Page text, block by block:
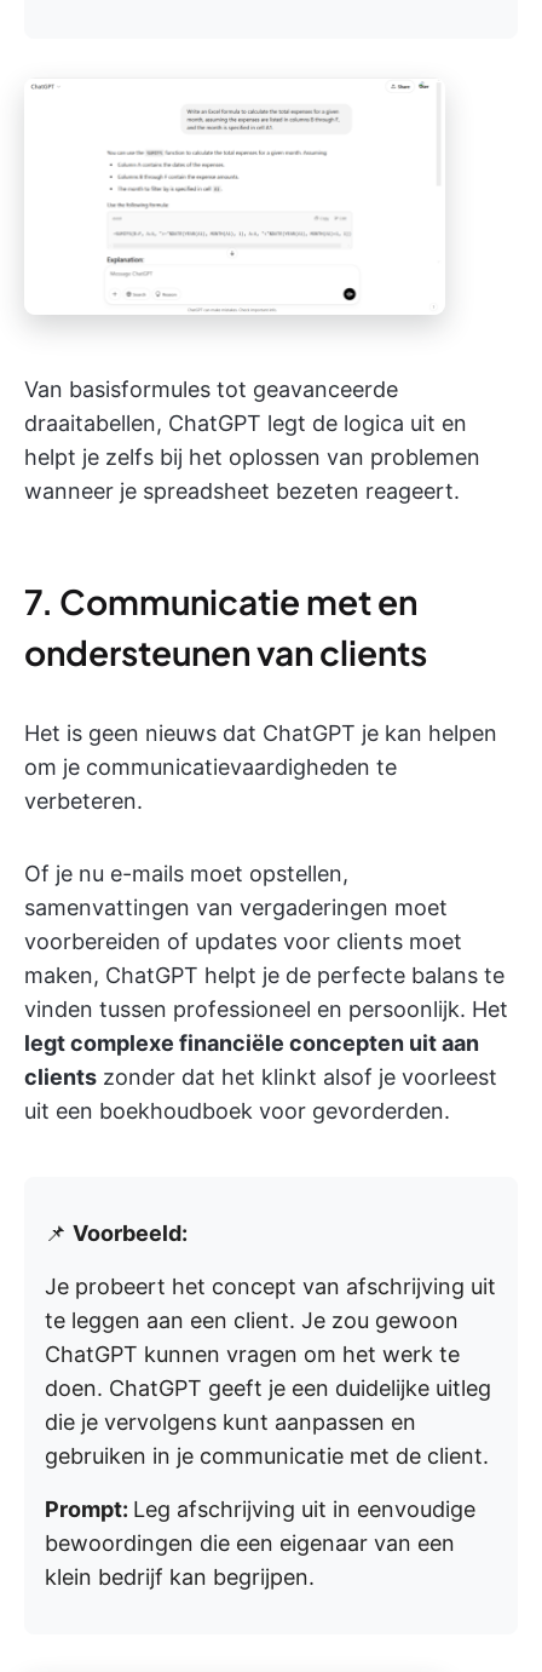
Van basisformules tot geavanceerde
draaitabellen, ChatGPT legt de logica uit en
helpt je zelfs bij het oplossen van problemen
wanneer je spreadsheet bezeten reageert.
7. Communicatie met en
ondersteunen van clients
Het is geen nieuws dat ChatGPT je kan helpen
om je communicatievaardigheden te
verbeteren.
Of je nu e-mails moet opstellen,
samenvattingen van vergaderingen moet
voorbereiden of updates voor clients moet
maken, ChatGPT helpt je de perfecte balans te
vinden tussen professioneel en persoonlijk. Het
legt complexe financiële concepten uit aan
clients zonder dat het klinkt alsof je voorleest
uit een boekhoudboek voor gevorderden.
📌 Voorbeeld:
Je probeert het concept van afschrijving uit
te leggen aan een client. Je zou gewoon
ChatGPT kunnen vragen om het werk te
doen. ChatGPT geeft je een duidelijke uitleg
die je vervolgens kunt aanpassen en
gebruiken in je communicatie met de client.
Prompt: Leg afschrijving uit in eenvoudige
bewoordingen die een eigenaar van een
klein bedrijf kan begrijpen.